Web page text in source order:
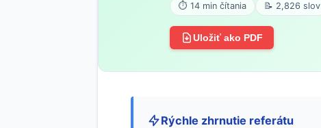
⏱ 14 min čítania 📝 2,826 slov
Uložiť ako PDF
Rýchle zhrnutie referátu